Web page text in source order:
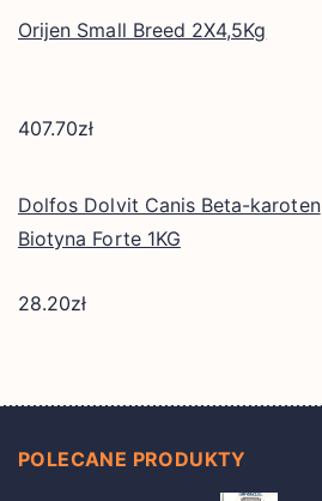
Orijen Small Breed 2X4,5Kg
407.70zł
Dolfos Dolvit Canis Beta-karoten
Biotyna Forte 1KG
28.20zł
POLECANE PRODUKTY